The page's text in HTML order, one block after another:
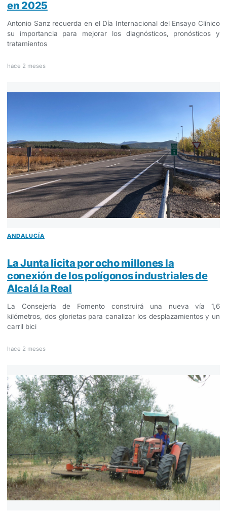
en 2025
Antonio Sanz recuerda en el Día Internacional del Ensayo Clínico
su importancia para mejorar los diagnósticos, pronósticos y
tratamientos
hace 2 meses
ANDALUCÍA
La Junta licita por ocho millones la
conexión de los polígonos industriales de
Alcalá la Real
La Consejería de Fomento construirá una nueva vía 1,6
kilómetros, dos glorietas para canalizar los desplazamientos y un
carril bici
hace 2 meses